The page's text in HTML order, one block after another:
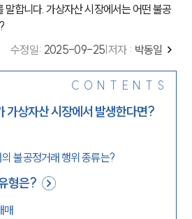
말합니다. 가상자산 시장에서는 어떤 불공
수정일: 2025-09-25 저자 : 박동일
CONTENTS
가상자산 시장에서 발생한다면?
불공정거래 행위 종류는?
형은?
매